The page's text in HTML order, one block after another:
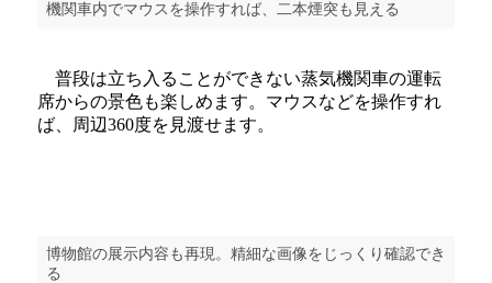
機関車内でマウスを操作すれば、二本煙突も見える
普段は立ち入ることができない蒸気機関車の運転
席からの景色も楽しめます。マウスなどを操作すれ
ば、周辺360度を見渡せます。
博物館の展示内容も再現。精細な画像をじっくり確認でき
る